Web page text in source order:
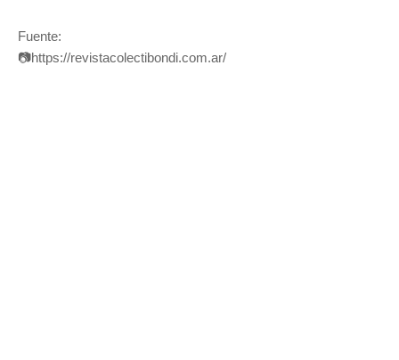
Fuente:
📷https://revistacolectibondi.com.ar/